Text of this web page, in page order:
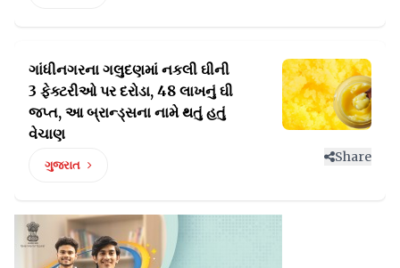
ગાંધીનગરના ગલુદણમાં નકલી ઘીની
3 ફેક્ટરીઓ પર દરોડા, 48 લાખનું ઘી
જપ્ત, આ બ્રાન્ડ્સના નામે થતું હતું
વેચાણ
ગુજરાત
Share